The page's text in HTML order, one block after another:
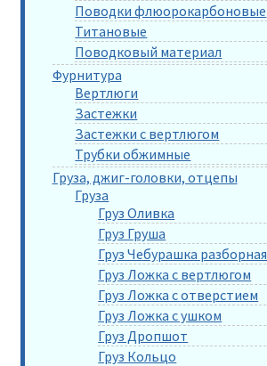
Поводки флюорокарбоновые
Титановые
Поводковый материал
Фурнитура
Вертлюги
Застежки
Застежки с вертлюгом
Трубки обжимные
Груза, джиг-головки, отцепы
Груза
Груз Оливка
Груз Груша
Груз Чебурашка разборная
Груз Ложка с вертлюгом
Груз Ложка с отверстием
Груз Ложка с ушком
Груз Дропшот
Груз Кольцо